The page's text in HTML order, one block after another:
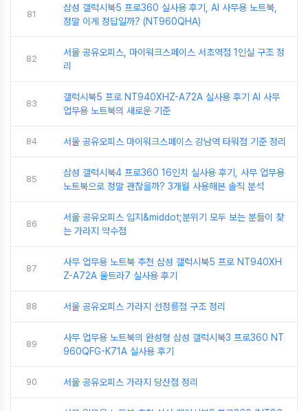
81
삼성 갤럭시북5 프로360 실사용 후기, AI 사무용 노트북,
정말 이게 정답일까? (NT960QHA)
82
서울 공유오피스, 마이워크스페이스 서초역점 1인실 구조 정
리
83
갤럭시북5 프로 NT940XHZ-A72A 실사용 후기 AI 사무
업무용 노트북의 새로운 기준
84 서울 공유오피스 마이워크스페이스 강남역 타워점 기준 정리
85
삼성 갤럭시북4 프로360 16인치 실사용 후기, 사무 업무용
노트북으로 정말 괜찮을까? 3개월 사용해본 솔직 분석
86
서울 공유오피스 입지&middot;분위기 모두 보는 분들이 찾
는 가라지 약수점
87
사무 업무용 노트북 추천 삼성 갤럭시북5 프로 NT940XH
Z-A72A 울트라7 실사용 후기
88 서울 공유오피스 가라지 선정릉점 구조 정리
89
사무 업무용 노트북의 완성형 삼성 갤럭시북3 프로360 NT
960QFG-K71A 실사용 후기
90 서울 공유오피스 가라지 당산점 정리